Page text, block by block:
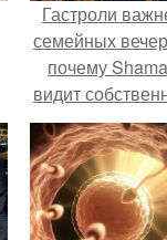
Гастроли
семейных
почему
видит
дочь чаще на
экране, чем
вживую.